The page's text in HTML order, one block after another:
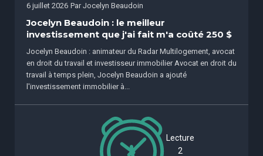
6 juillet 2026 Par Jocelyn Beaudoin
Jocelyn Beaudoin : le meilleur
investissement que j'ai fait m'a coûté 250 $
Jocelyn Beaudoin : animateur du Radar Multilogement, avocat
en droit du travail et investisseur immobilier Avocat en droit du
travail à temps plein, Jocelyn Beaudoin a ajouté
l'investissement immobilier à...
Lecture
2